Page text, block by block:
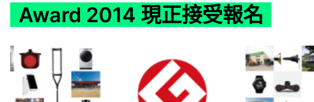
Award 2014 現正接受報名